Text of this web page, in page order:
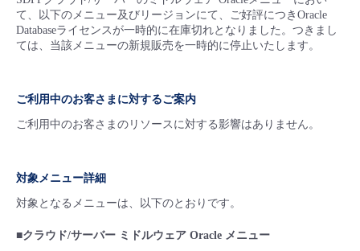
サポート
管理機能
すべてのメニューを見る
モニタリング/監査
サポート
管理機能
ネットワーク
IoT
モニタリング/監査
すべてのメニューを見る
■ セットアップガイド
- 登録情報の管理
- APIリファレンス
- セキュリティ・監査
- データと分析
- IoT
- リモートワーク
- ITインフラストラクチャー
サービス稼働状況
故障/メンテナンス履歴
メンテナンス予定
パートナー
トレーニング/操作動画
て、以下のメニュー及びリージョンにて、ご好評につきOracle
Databaseライセンスが一時的に在庫切れとなりました。つきまし
ては、当該メニューの新規販売を一時的に停止いたします。
ご利用中のお客さまに対するご案内
ご利用中のお客さまのリソースに対する影響はありません。
対象メニュー詳細
対象となるメニューは、以下のとおりです。
■クラウド/サーバー ミドルウェア Oracle メニュー